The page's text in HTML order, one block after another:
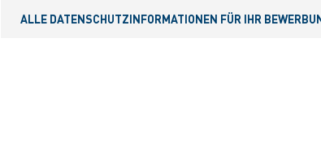
ALLE DATENSCHUTZINFORMATIONEN FÜR IHR